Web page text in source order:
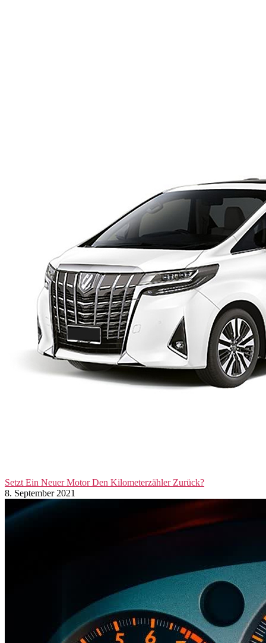
Setzt Ein Neuer Motor Den Kilometerzähler Zurück?
8. September 2021